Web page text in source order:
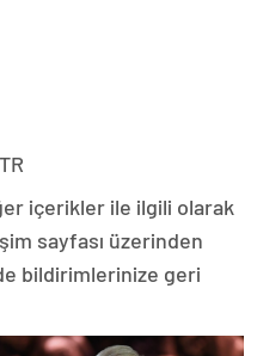
içerikler ile ilgili olarak
sayfası üzerinden
bildirimlerinize geri